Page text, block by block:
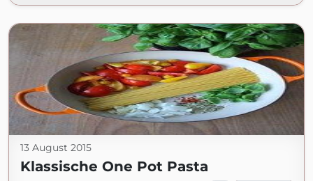
13 August 2015
Klassische One Pot Pasta